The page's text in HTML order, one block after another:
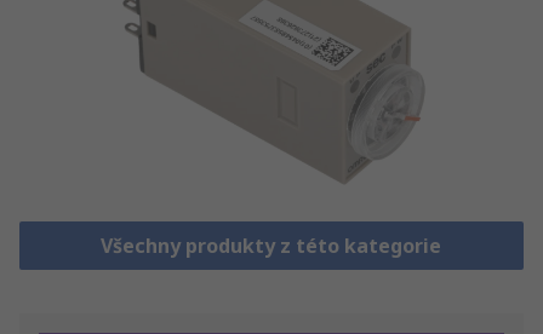
Všechny produkty z této kategorie